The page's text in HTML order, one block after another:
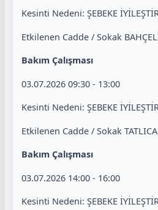
Kesinti Nedeni: ŞEBEKE
Etkilenen Cadde / Sokak
Bakım Çalışması
03.07.2026 09:30 - 13:00
Kesinti Nedeni: ŞEBEKE
Etkilenen Cadde / Sokak
Bakım Çalışması
03.07.2026 14:00 - 16:00
Kesinti Nedeni: ŞEBEKE